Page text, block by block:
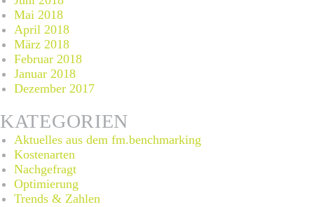
Mai 2018
April 2018
März 2018
Februar 2018
Januar 2018
Dezember 2017
KATEGORIEN
Aktuelles aus dem fm.benchmarking
Kostenarten
Nachgefragt
Optimierung
Trends & Zahlen